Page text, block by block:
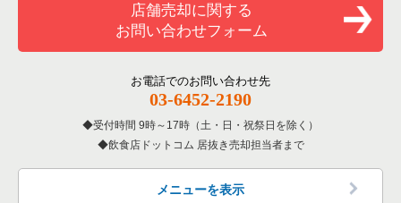
洋食の居抜き売却物件の案件一覧
その他の居抜き売却物件の案件一覧
あきる野市の飲食店の居抜き売却物件の案件一覧
多摩市の飲食店の居抜き売却物件の案件一覧
西東京市の飲食店の居抜き売却物件の案件一覧
日野市の飲食店の居抜き売却物件の案件一覧
東京都下のバーの居抜き売却物件の案件一覧
東京都下の居酒屋・ダイニングバーの居抜き売却物件の案件一
東京都下の専門料理の居抜き売却物件の案件一覧
東京都下の和食の居抜き売却物件の案件一覧
東京都下の洋食の居抜き売却物件の案件一覧
八王子市のその他の居抜き売却物件の案件一覧
店舗売却に関する
お問い合わせフォーム
お電話でのお問い合わせ先
03-6452-2190
受付時間 9時～17時（土・日・祝祭日を除く）
飲食店ドットコム 居抜き売却担当者まで
メニューを表示